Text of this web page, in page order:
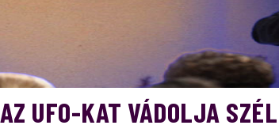
AZ UFO-KAT VÁDOLJA